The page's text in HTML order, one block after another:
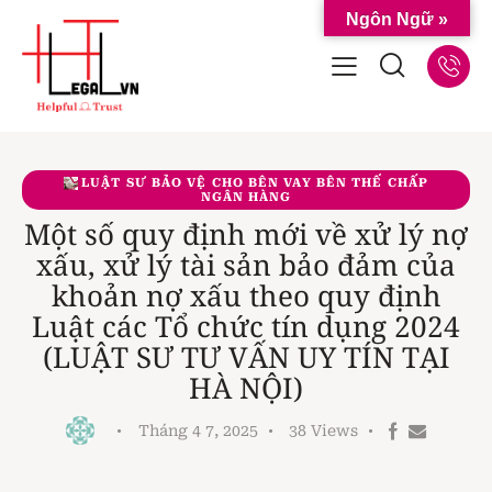
LUẬT SƯ BẢO VỆ CHO BÊN VAY BÊN THẾ CHẤP
NGÂN HÀNG
Một số quy định mới về xử lý nợ
xấu, xử lý tài sản bảo đảm của
khoản nợ xấu theo quy định
Luật các Tổ chức tín dụng 2024
(LUẬT SƯ TƯ VẤN UY TÍN TẠI
HÀ NỘI)
Tháng 4 7, 2025 38 Views
Ngôn Ngữ »